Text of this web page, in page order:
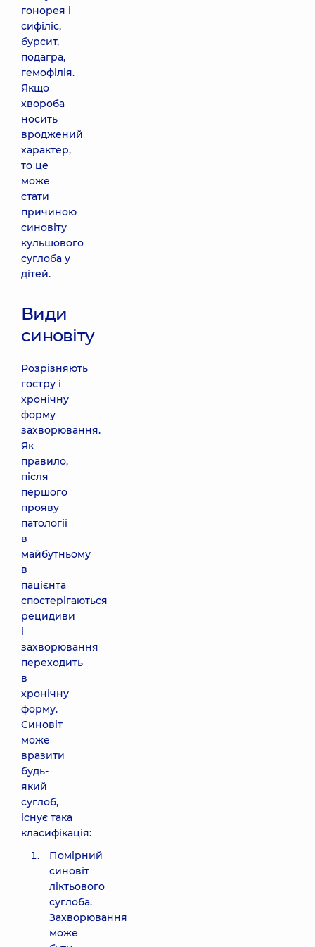
гонорея і
сифіліс,
бурсит,
подагра,
гемофілія.
Якщо
хвороба
носить
вроджений
характер,
то це
може
стати
причиною
синовіту
кульшового
суглоба у
дітей.
Види
синовіту
Розрізняють
гостру і
хронічну
форму
захворювання.
Як
правило,
після
першого
прояву
патології
в
майбутньому
в
пацієнта
спостерігаються
рецидиви
і
захворювання
переходить
в
хронічну
форму.
Синовіт
може
вразити
будь-
який
суглоб,
існує така
класифікація:
Помірний
синовіт
ліктьового
суглоба.
Захворювання
може